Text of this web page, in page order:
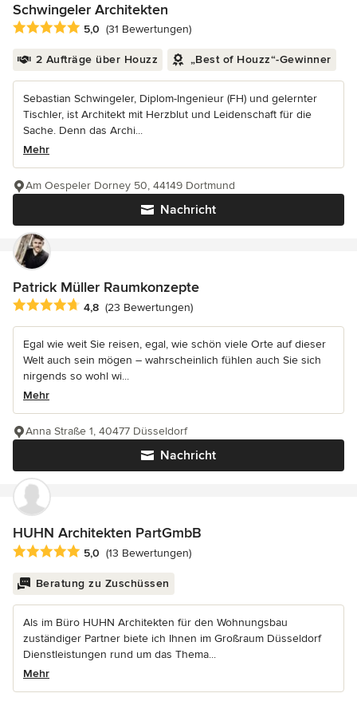
Schwingeler Architekten
Durchschnittliche Bewertung: 5 von 5 Sternen
5,0 (31 Bewertungen)
2 Aufträge über Houzz „Best of Houzz“-Gewinner
Sebastian Schwingeler, Diplom-Ingenieur (FH) und gelernter
Tischler, ist Architekt mit Herzblut und Leidenschaft für die
Sache. Denn das Archi...
Mehr
Nachricht
Am Oespeler Dorney 50, 44149 Dortmund
Patrick Müller Raumkonzepte
Durchschnittliche Bewertung: 4.8 von 5 Sternen
4,8 (23 Bewertungen)
Egal wie weit Sie reisen, egal, wie schön viele Orte auf dieser
Welt auch sein mögen – wahrscheinlich fühlen auch Sie sich
nirgends so wohl wi...
Mehr
Nachricht
Anna Straße 1, 40477 Düsseldorf
HUHN Architekten PartGmbB
Durchschnittliche Bewertung: 5 von 5 Sternen
5,0 (13 Bewertungen)
Beratung zu Zuschüssen
Als im Büro HUHN Architekten für den Wohnungsbau
zuständiger Partner biete ich Ihnen im Großraum Düsseldorf
Dienstleistungen rund um das Thema...
Mehr